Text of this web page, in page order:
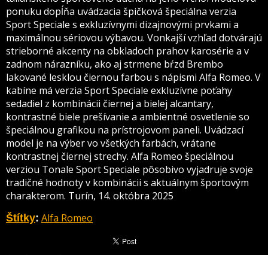
ponuku dopĺňa uvádzacia špičková špeciálna verzia
Sport Speciale s exkluzívnymi dizajnovými prvkami a
maximálnou sériovou výbavou. Vonkajší vzhľad dotvárajú
strieborné akcenty na obkladoch prahov karosérie a v
zadnom nárazníku, ako aj strmene bŕzd Brembo
lakované lesklou čiernou farbou s nápismi Alfa Romeo. V
kabíne má verzia Sport Speciale exkluzívne poťahy
sedadiel z kombinácii čiernej a bielej alcantary,
kontrastné biele prešívanie a ambientné osvetlenie so
špeciálnou grafikou na prístrojovom paneli. Uvádzací
model je na výber vo všetkých farbách, vrátane
kontrastnej čiernej strechy. Alfa Romeo špeciálnou
verziou Tonale Sport Speciale pôsobivo vyjadruje svoje
tradičné hodnoty v kombinácii s aktuálnym športovým
charakterom. Turín, 14. októbra 2025
Štítky: Alfa Romeo